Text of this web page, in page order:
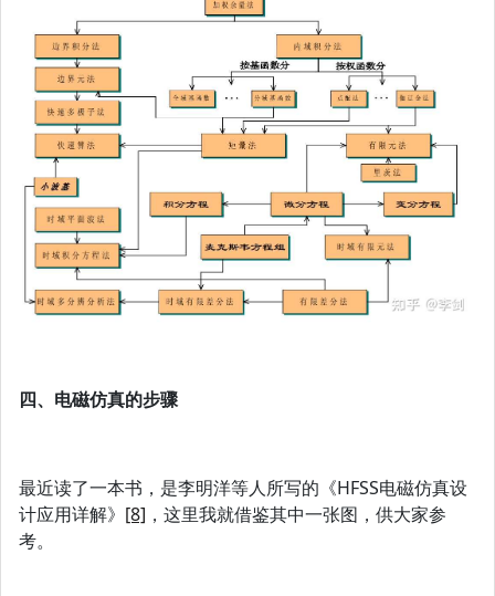
四、电磁仿真的步骤
最近读了一本书，是李明洋等人所写的《HFSS电磁仿真设
计应用详解》 [8] ，这里我就借鉴其中一张图，供大家参
考。